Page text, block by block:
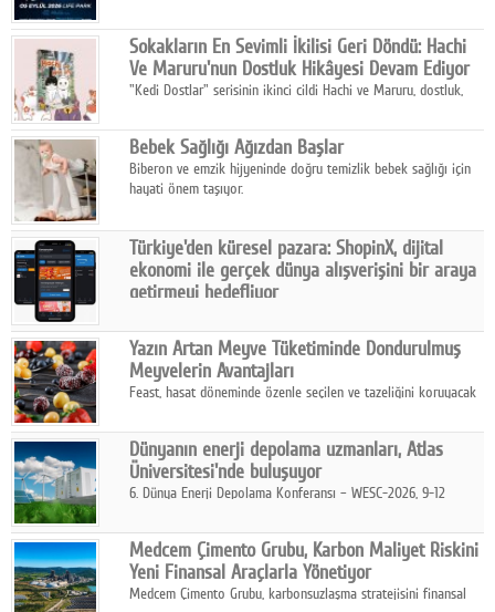
haritasında önemli bir destinasyon haline getirmeye
hazırlanıyor.
Sokakların En Sevimli İkilisi Geri Döndü: Hachi
Ve Maruru'nun Dostluk Hikâyesi Devam Ediyor
"Kedi Dostlar" serisinin ikinci cildi Hachi ve Maruru, dostluk,
mevsiminin zorlu koşulları eşliğinde anlatıyor.
Bebek Sağlığı Ağızdan Başlar
Biberon ve emzik hijyeninde doğru temizlik bebek sağlığı için
hayati önem taşıyor.
Türkiye'den küresel pazara: ShopinX, dijital
ekonomi ile gerçek dünya alışverişini bir araya
getirmeyi hedefliyor
ekonomi ile gerçek dünya alışveriş deneyimi arasında köprü
kurmayı hedefleyen vizyonuyla uluslararası pazarlara açılıyor.
Yazın Artan Meyve Tüketiminde Dondurulmuş
Meyvelerin Avantajları
Feast, hasat döneminde özenle seçilen ve tazeliğini koruyacak
pratik, güvenilir ve lezzetli bir alternatif sunuyor.
Dünyanın enerji depolama uzmanları, Atlas
Üniversitesi'nde buluşuyor
6. Dünya Enerji Depolama Konferansı – WESC-2026, 9-12
sahipliğinde gerçekleştirilecek.
Medcem Çimento Grubu, Karbon Maliyet Riskini
Yeni Finansal Araçlarla Yönetiyor
Medcem Çimento Grubu, karbonsuzlaşma stratejisini finansal